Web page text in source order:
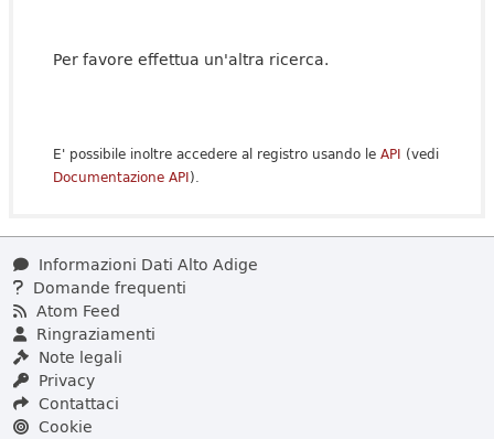
Per favore effettua un'altra ricerca.
E' possibile inoltre accedere al registro usando le API (vedi
Documentazione API).
Informazioni Dati Alto Adige
Domande frequenti
Atom Feed
Ringraziamenti
Note legali
Privacy
Contattaci
Cookie